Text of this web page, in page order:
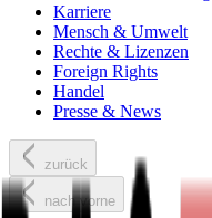
Karriere
Mensch & Umwelt
Rechte & Lizenzen
Foreign Rights
Handel
Presse & News
zurück
nach vorne